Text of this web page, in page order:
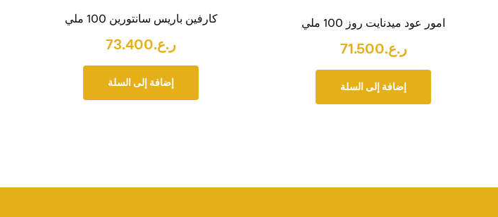
امور عود ميدنايت روز 100 ملي
ر.ع.71.500
إضافة إلى السلة
كارفين باريس سانتورين 100 ملي
ر.ع.73.400
إضافة إلى السلة